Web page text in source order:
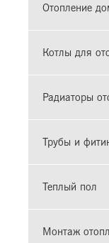
Отопление
Котлы для
Радиаторы
Трубы и
Теплый пол
Монтаж